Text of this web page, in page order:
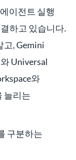
이전트 실행
하고 있습니다.
고, Gemini
Universal
와
늘리는
구분하는